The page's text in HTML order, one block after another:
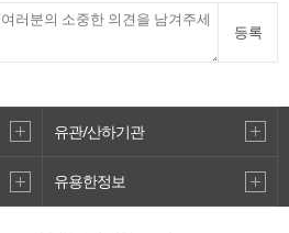
등록
유관/산하기관
유용한정보